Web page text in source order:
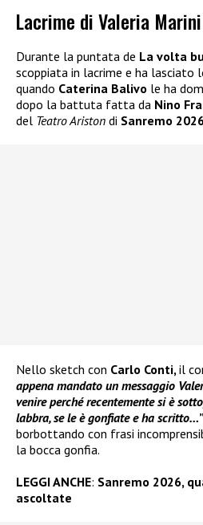
Lacrime di Valeria
Durante la puntata de La volta
scoppiata in lacrime e ha lasciato
quando Caterina Balivo le ha
dopo la battuta fatta da Nino
del Teatro Ariston di Sanremo
Nello sketch con Carlo Conti, il
appena mandato un messaggio
venire perché recentemente si è
labbra, se le è gonfiate e ha scritto…”
borbottando con frasi
la bocca gonfia.
LEGGI ANCHE: Sanremo 2026,
ascoltate